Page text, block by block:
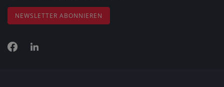
NEWSLETTER ABONNIEREN